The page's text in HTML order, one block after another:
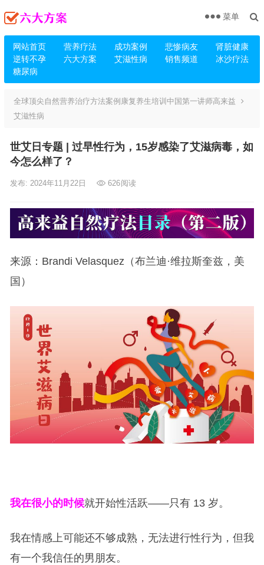
网站首页 营养疗法 成功案例 悲惨病友
肾脏健康
逆转不孕
六大方案 艾滋性病 销售频道
冰沙疗法
糖尿病
菜单
全球顶尖自然营养治疗方法案例康复养生培训中国第一讲师高来益
艾滋性病
世艾日专题 | 过早性行为，15岁感染了艾滋病毒，如
今怎么样了？
发布: 2024年11月22日 626阅读
来源：Brandi Velasquez（布兰迪·维拉斯奎兹，美
国）
我在很小的时候就开始性活跃——只有 13 岁。
我在情感上可能还不够成熟，无法进行性行为，但我
有一个我信任的男朋友。